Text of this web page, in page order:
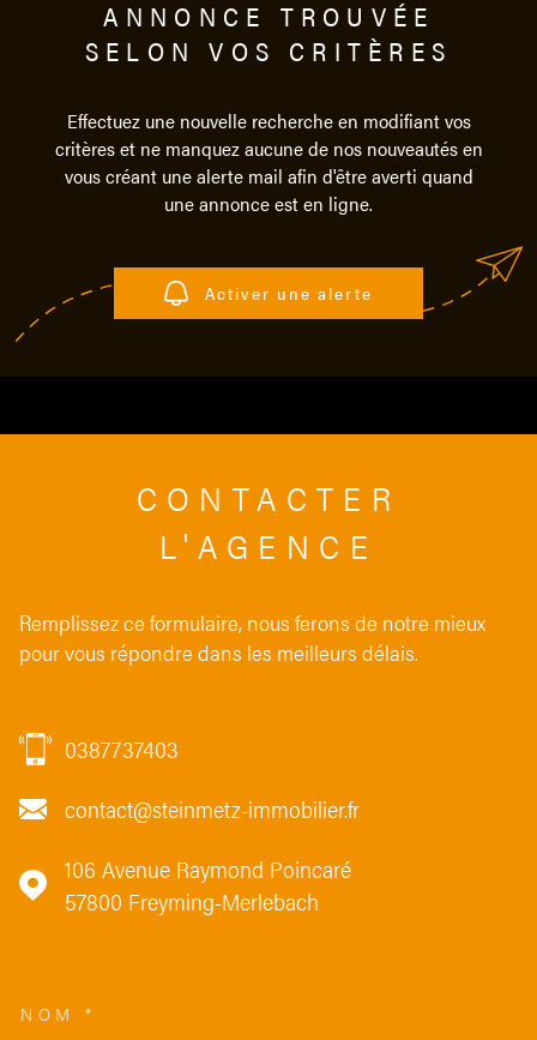
ANNONCE TROUVÉE
SELON VOS CRITÈRES
Effectuez une nouvelle recherche en modifiant vos
critères et ne manquez aucune de nos nouveautés en
vous créant une alerte mail afin d'être averti quand
une annonce est en ligne.
Activer une alerte
CONTACTER
L'AGENCE
Remplissez ce formulaire, nous ferons de notre mieux
pour vous répondre dans les meilleurs délais.
0387737403
contact@steinmetz-immobilier.fr
106 Avenue Raymond Poincaré
57800
Freyming-Merlebach
NOM *